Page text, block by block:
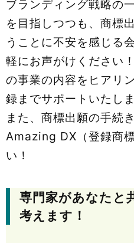
ブランディング戦略の
を目指しつつも、商標
うことに不安を感じる
軽にお声がけください
の事業の内容をヒアリ
録までサポートいたしま
また、商標出願の手続
Amazing DX（登録商
い！
専門家があなたと
考えます！